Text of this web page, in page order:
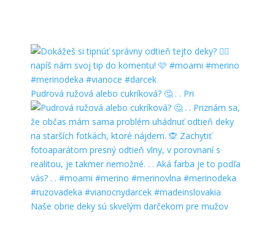
Pudrová ružová alebo cukríková? 🤔 . . Pri
Naše obrie deky sú skvelým darčekom pre mužov